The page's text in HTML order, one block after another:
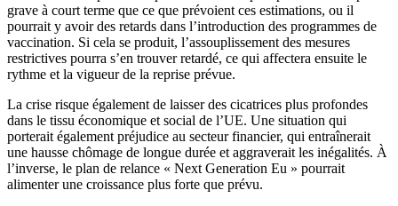
grave à court terme que ce que prévoient ces estimations, ou il
pourrait y avoir des retards dans l’introduction des programmes de
vaccination. Si cela se produit, l’assouplissement des mesures
restrictives pourra s’en trouver retardé, ce qui affectera ensuite le
rythme et la vigueur de la reprise prévue.
La crise risque également de laisser des cicatrices plus profondes
dans le tissu économique et social de l’UE. Une situation qui
porterait également préjudice au secteur financier, qui entraînerait
une hausse chômage de longue durée et aggraverait les inégalités. À
l’inverse, le plan de relance « Next Generation Eu » pourrait
alimenter une croissance plus forte que prévu.